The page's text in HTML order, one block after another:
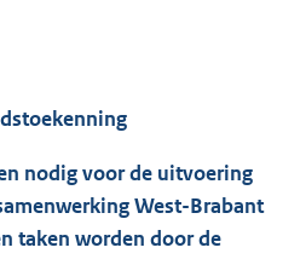
nodig voor de uitvoering
West-Brabant
taken worden door de